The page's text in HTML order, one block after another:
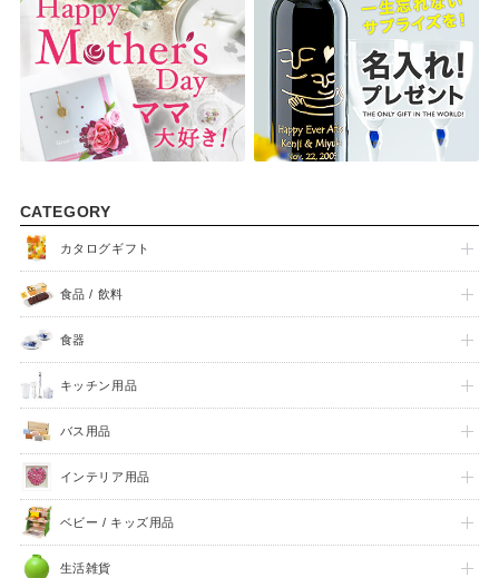
携帯・スマホアクセサリー
フラワーギフト
アウトドア
SCENE
名入れプレゼント 誕生日プレゼント
バレンタイン ホワイトデー
母の日 父の日
敬老の日 夏ギフト
クリスマスプレゼント お歳暮・お年賀・お年始
販促品＆ノベルティグッズ 北欧 FUN!
七五三 内祝い 入学内祝い
CATEGORY
カタログギフト
食品 / 飲料
食器
キッチン用品
バス用品
インテリア用品
ベビー / キッズ用品
生活雑貨